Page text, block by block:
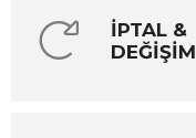
İPTAL &
DEĞİŞİM